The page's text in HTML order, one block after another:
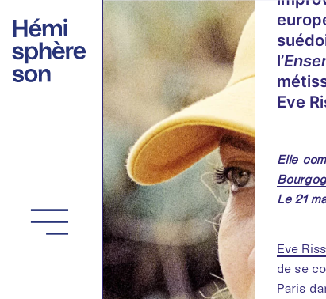
au
contenu
l’
Eve
Elle
Le 21
Eve
de se
Paris